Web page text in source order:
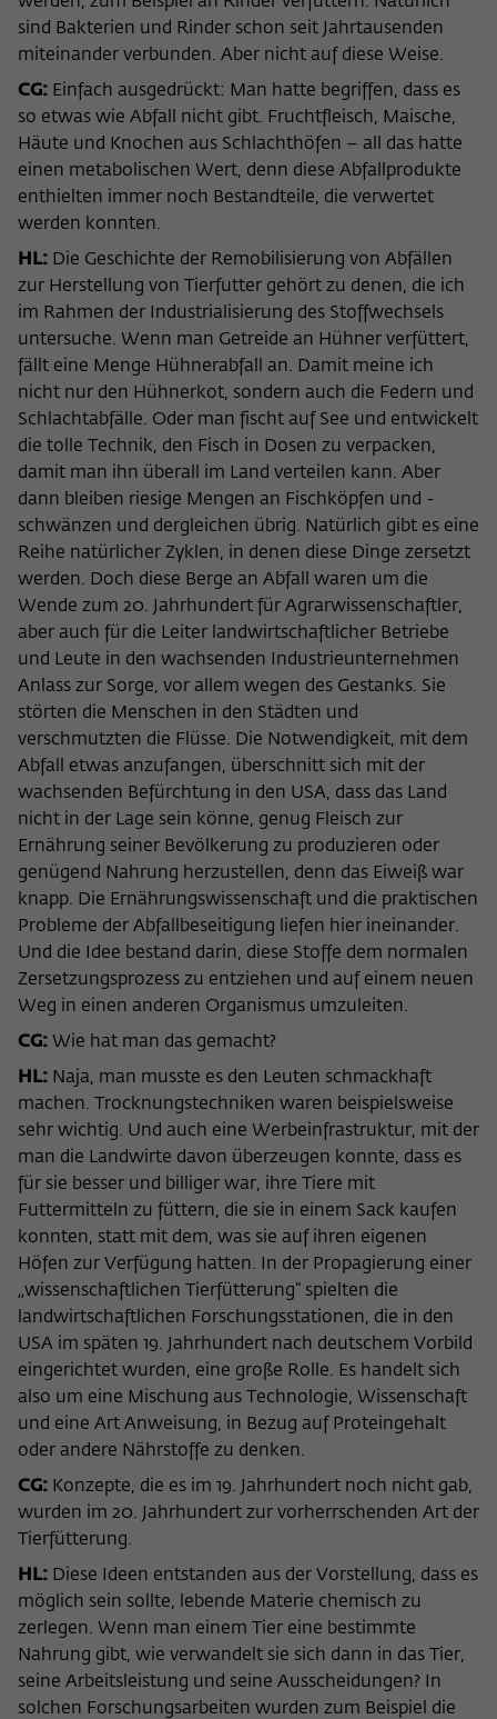
sind Bakterien und Rinder schon seit Jahrtausenden
miteinander verbunden. Aber nicht auf diese Weise.
CG: Einfach ausgedrückt: Man hatte begriffen, dass es
so etwas wie Abfall nicht gibt. Fruchtfleisch, Maische,
Häute und Knochen aus Schlachthöfen – all das hatte
einen metabolischen Wert, denn diese Abfallprodukte
enthielten immer noch Bestandteile, die verwertet
werden konnten.
HL: Die Geschichte der Remobilisierung von Abfällen
zur Herstellung von Tierfutter gehört zu denen, die ich
im Rahmen der Industrialisierung des Stoffwechsels
untersuche. Wenn man Getreide an Hühner verfüttert,
fällt eine Menge Hühnerabfall an. Damit meine ich
nicht nur den Hühnerkot, sondern auch die Federn und
Schlachtabfälle. Oder man fischt auf See und entwickelt
die tolle Technik, den Fisch in Dosen zu verpacken,
damit man ihn überall im Land verteilen kann. Aber
dann bleiben riesige Mengen an Fischköpfen und -
schwänzen und dergleichen übrig. Natürlich gibt es eine
Reihe natürlicher Zyklen, in denen diese Dinge zersetzt
werden. Doch diese Berge an Abfall waren um die
Wende zum 20. Jahrhundert für Agrarwissenschaftler,
aber auch für die Leiter landwirtschaftlicher Betriebe
und Leute in den wachsenden Industrieunternehmen
Anlass zur Sorge, vor allem wegen des Gestanks. Sie
störten die Menschen in den Städten und
verschmutzten die Flüsse. Die Notwendigkeit, mit dem
Abfall etwas anzufangen, überschnitt sich mit der
wachsenden Befürchtung in den USA, dass das Land
nicht in der Lage sein könne, genug Fleisch zur
Ernährung seiner Bevölkerung zu produzieren oder
genügend Nahrung herzustellen, denn das Eiweiß war
knapp. Die Ernährungswissenschaft und die praktischen
Probleme der Abfallbeseitigung liefen hier ineinander.
Und die Idee bestand darin, diese Stoffe dem normalen
Zersetzungsprozess zu entziehen und auf einem neuen
Weg in einen anderen Organismus umzuleiten.
CG: Wie hat man das gemacht?
HL: Naja, man musste es den Leuten schmackhaft
machen. Trocknungstechniken waren beispielsweise
sehr wichtig. Und auch eine Werbeinfrastruktur, mit der
man die Landwirte davon überzeugen konnte, dass es
für sie besser und billiger war, ihre Tiere mit
Futtermitteln zu füttern, die sie in einem Sack kaufen
konnten, statt mit dem, was sie auf ihren eigenen
Höfen zur Verfügung hatten. In der Propagierung einer
„wissenschaftlichen Tierfütterung“ spielten die
landwirtschaftlichen Forschungsstationen, die in den
USA im späten 19. Jahrhundert nach deutschem Vorbild
eingerichtet wurden, eine große Rolle. Es handelt sich
also um eine Mischung aus Technologie, Wissenschaft
und eine Art Anweisung, in Bezug auf Proteingehalt
oder andere Nährstoffe zu denken.
CG: Konzepte, die es im 19. Jahrhundert noch nicht gab,
wurden im 20. Jahrhundert zur vorherrschenden Art der
Tierfütterung.
HL: Diese Ideen entstanden aus der Vorstellung, dass es
möglich sein sollte, lebende Materie chemisch zu
zerlegen. Wenn man einem Tier eine bestimmte
Nahrung gibt, wie verwandelt sie sich dann in das Tier,
seine Arbeitsleistung und seine Ausscheidungen? In
solchen Forschungsarbeiten wurden zum Beispiel die